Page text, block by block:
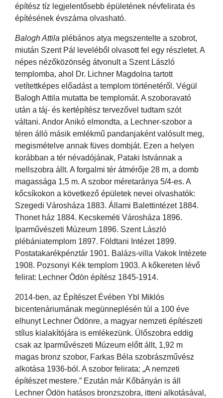
építész tíz legjelentősebb épületének névfelirata és
építésének évszáma olvasható.
Balogh Attila plébános atya megszentelte a szobrot,
miután Szent Pál leveléből olvasott fel egy részletet. A
népes nézőközönség átvonult a Szent László
templomba, ahol Dr. Lichner Magdolna tartott
vetítettképes előadást a templom történetéről. Végül
Balogh Attila mutatta be templomát. A szoboravató
után a táj- és kertépítész tervezővel tudtam szót
váltani. Andor Anikó elmondta, a Lechner-szobor a
téren álló másik emlékmű pandanjaként valósult meg,
megismételve annak füves dombját. Ezen a helyen
korábban a tér névadójának, Pataki Istvánnak a
mellszobra állt. A forgalmi tér átmérője 28 m, a domb
magassága 1,5 m. A szobor méretaránya 5/4-es. A
kőcsíkokon a következő épületek nevei olvashatók:
Szegedi Városháza 1883. Állami Balettintézet 1884.
Thonet ház 1884. Kecskeméti Városháza 1896.
Iparművészeti Múzeum 1896. Szent László
plébániatemplom 1897. Földtani Intézet 1899.
Postatakarékpénztár 1901. Balázs-villa Vakok Intézete
1908. Pozsonyi Kék templom 1903. A kőkereten lévő
felirat: Lechner Ödön építész 1845-1914.
2014-ben, az Építészet Évében Ybl Miklós
bicentenáriumának megünneplésén túl a 100 éve
elhunyt Lechner Ödönre, a magyar nemzeti építészeti
stílus kialakítójára is emlékezünk. Ülőszobra eddig
csak az Iparművészeti Múzeum előtt állt, 1,92 m
magas bronz szobor, Farkas Béla szobrászművész
alkotása 1936-ból. A szobor felirata: „A nemzeti
építészet mestere.” Ezután már Kőbányán is áll
Lechner Ödön hatásos bronzszobra, itteni alkotásával,